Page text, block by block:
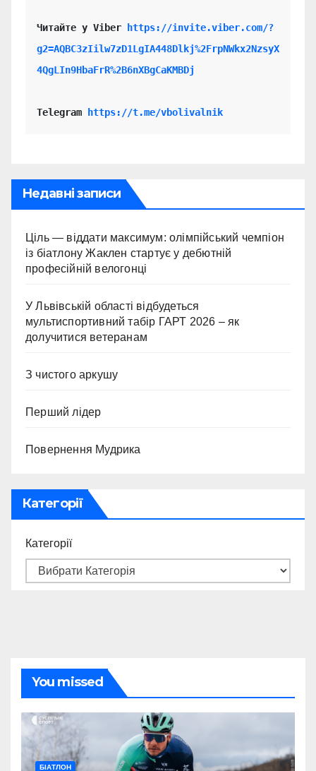
Читайте у Viber
https://invite.viber.com/?
g2=AQBC3zIilw7zD1LgIA448Dlkj%2FrpNWkx2NzsyX
4QgLIn9HbaFrR%2B6nXBgCaKMBDj
Telegram https://t.me/vbolivalnik
Недавні записи
Ціль — віддати максимум: олімпійський чемпіон
із біатлону Жаклен стартує у дебютній
професійній велогонці
У Львівській області відбудеться
мультиспортивний табір ГАРТ 2026 – як
долучитися ветеранам
З чистого аркушу
Перший лідер
Повернення Мудрика
Категорії
Категорії
You missed
БІАТЛОН